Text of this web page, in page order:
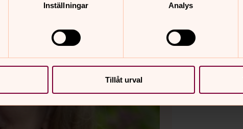
Inställningar Analys
Tillåt urval